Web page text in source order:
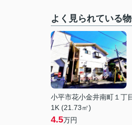
よく見られている
小平市花小金井南町１丁
1K (21.73㎡)
4.5万円